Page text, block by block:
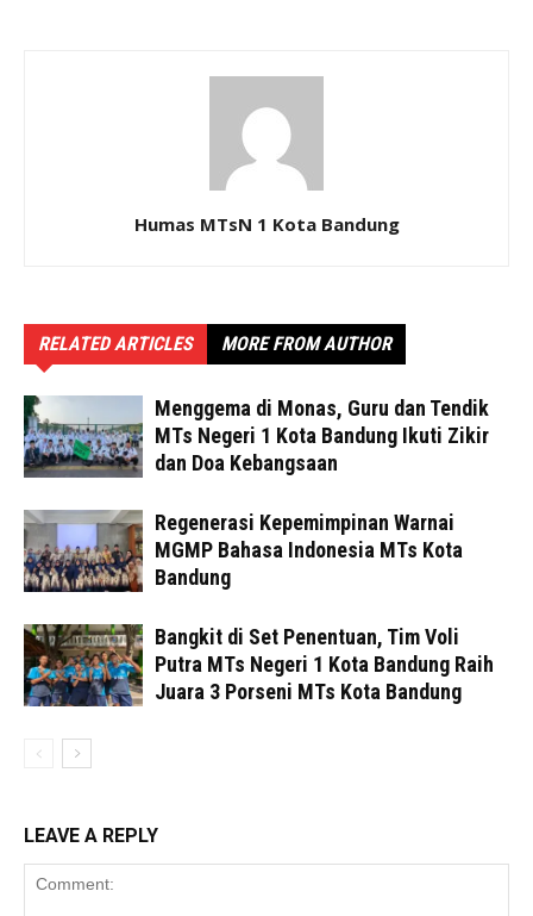
Humas MTsN 1 Kota Bandung
RELATED ARTICLES MORE FROM AUTHOR
Menggema di Monas, Guru dan Tendik
MTs Negeri 1 Kota Bandung Ikuti Zikir
dan Doa Kebangsaan
Regenerasi Kepemimpinan Warnai
MGMP Bahasa Indonesia MTs Kota
Bandung
Bangkit di Set Penentuan, Tim Voli
Putra MTs Negeri 1 Kota Bandung Raih
Juara 3 Porseni MTs Kota Bandung
LEAVE A REPLY